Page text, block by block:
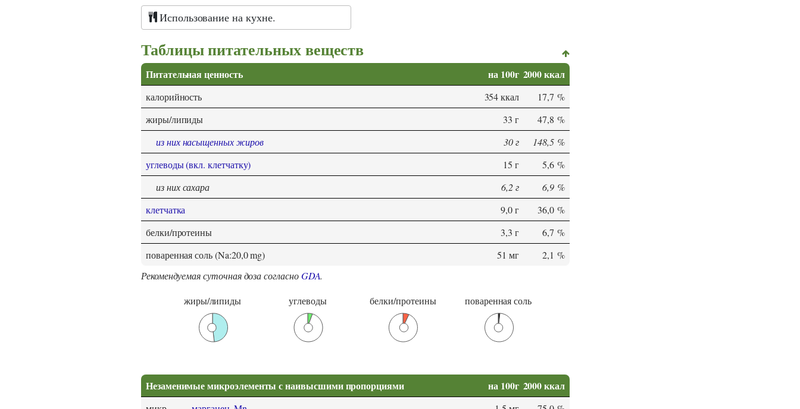
Использование на кухне.
Таблицы питательных веществ
Питательная ценность на 100г 2000 ккал
калорийность 354 ккал
17,7 %
жиры/липиды
33 г
47,8 %
из них насыщенных жиров
30 г
148,5 %
углеводы (вкл. клетчатку)
15 г
5,6 %
из них сахара
6,2 г
6,9 %
клетчатка
9,0 г
36,0 %
белки/протеины
3,3 г
6,7 %
поваренная соль (Na:20,0 mg)
51 мг
2,1 %
Рекомендуемая суточная доза согласноGDA.
жиры/липиды
углеводы белки/протеины поваренная соль
Незаменимые микроэлементы с наивысшими пропорциями на 100г 2000 ккал